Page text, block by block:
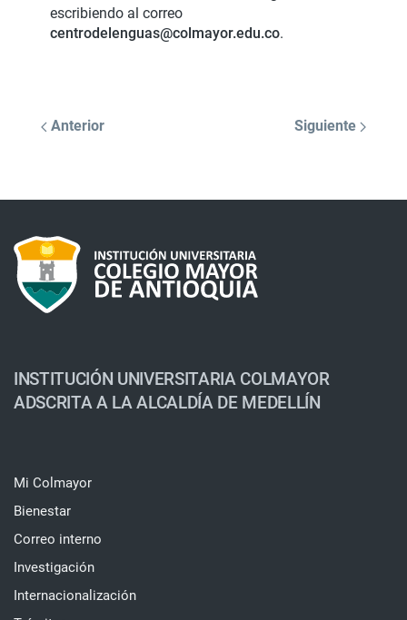
escribiendo al correo
centrodelenguas@colmayor.edu.co.
Anterior Siguiente
INSTITUCIÓN UNIVERSITARIA COLMAYOR
ADSCRITA A LA ALCALDÍA DE MEDELLÍN
Mi Colmayor
Bienestar
Correo interno
Investigación
Internacionalización